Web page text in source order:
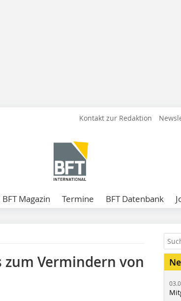
Kontakt zur Redaktion
BFT Magazin Termine BFT Datenbank
Vermindern von